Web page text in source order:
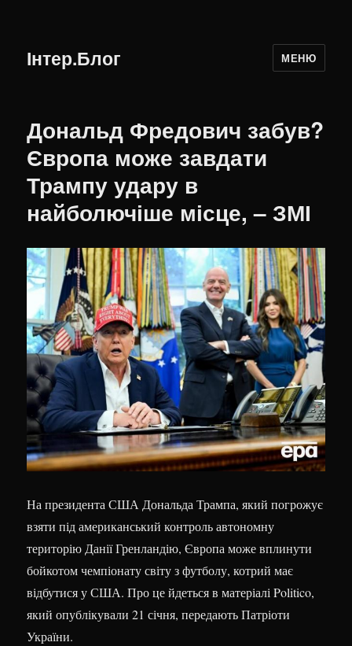
Інтер.Блог МЕНЮ
Дональд Фредович забув?
Європа може завдати
Трампу удару в
найболючіше місце, – ЗМІ
На президента США Дональда Трампа, який погрожує
взяти під американський контроль автономну
територію Данії Гренландію, Європа може вплинути
бойкотом чемпіонату світу з футболу, котрий має
відбутися у США. Про це йдеться в матеріалі Politico,
який опублікували 21 січня, передають Патріоти
України.